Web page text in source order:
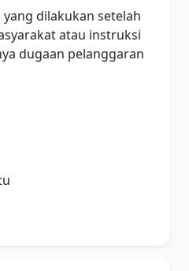
dilakukan setelah
atau instruksi
dugaan pelanggaran